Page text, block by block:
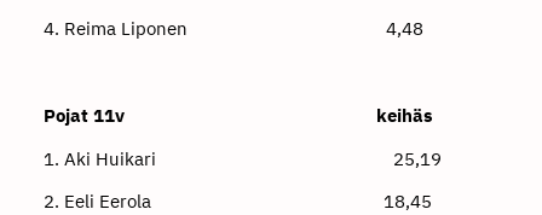
4. Reima Liponen 4,48
Pojat 11v keihäs
1. Aki Huikari 25,19
2. Eeli Eerola 18,45